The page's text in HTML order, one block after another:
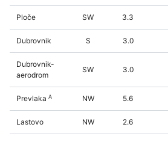
Ploče SW 3.3
Dubrovnik S 3.0
Dubrovnik-
aerodrom
SW 3.0
Prevlaka A NW 5.6
Lastovo NW 2.6